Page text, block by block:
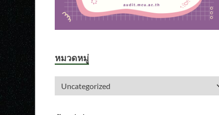
หมวดหมู่